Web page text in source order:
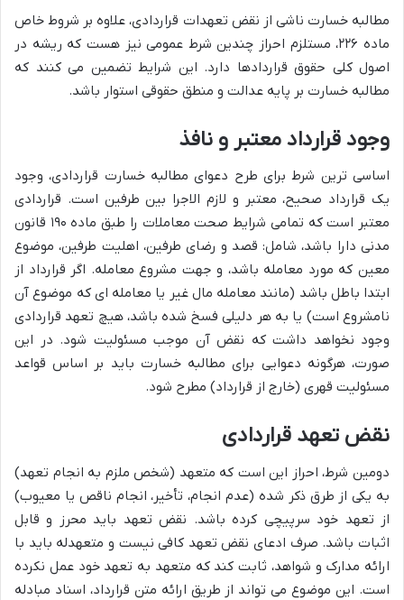
مطالبه خسارت ناشی از نقض تعهدات قراردادی، علاوه بر شروط خاص
ماده ۲۲۶، مستلزم احراز چندین شرط عمومی نیز هست که ریشه در
اصول کلی حقوق قراردادها دارد. این شرایط تضمین می کنند که
مطالبه خسارت بر پایه عدالت و منطق حقوقی استوار باشد.
وجود قرارداد معتبر و نافذ
اساسی ترین شرط برای طرح دعوای مطالبه خسارت قراردادی، وجود
یک قرارداد صحیح، معتبر و لازم الاجرا بین طرفین است. قراردادی
معتبر است که تمامی شرایط صحت معاملات را طبق ماده ۱۹۰ قانون
مدنی دارا باشد، شامل: قصد و رضای طرفین، اهلیت طرفین، موضوع
معین که مورد معامله باشد، و جهت مشروع معامله. اگر قرارداد از
ابتدا باطل باشد (مانند معامله مال غیر یا معامله ای که موضوع آن
نامشروع است) یا به هر دلیلی فسخ شده باشد، هیچ تعهد قراردادی
وجود نخواهد داشت که نقض آن موجب مسئولیت شود. در این
صورت، هرگونه دعوایی برای مطالبه خسارت باید بر اساس قواعد
مسئولیت قهری (خارج از قرارداد) مطرح شود.
نقض تعهد قراردادی
دومین شرط، احراز این است که متعهد (شخص ملزم به انجام تعهد)
به یکی از طرق ذکر شده (عدم انجام، تأخیر، انجام ناقص یا معیوب)
از تعهد خود سرپیچی کرده باشد. نقض تعهد باید محرز و قابل
اثبات باشد. صرف ادعای نقض تعهد کافی نیست و متعهدله باید با
ارائه مدارک و شواهد، ثابت کند که متعهد به تعهد خود عمل نکرده
است. این موضوع می تواند از طریق ارائه متن قرارداد، اسناد مبادله